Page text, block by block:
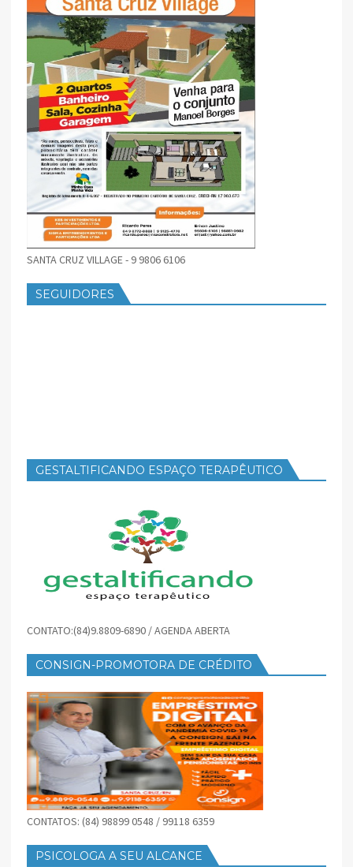
SANTA CRUZ VILLAGE - 9 9806 6106
SEGUIDORES
GESTALTIFICANDO ESPAÇO TERAPÊUTICO
CONTATO:(84)9.8809-6890 / AGENDA ABERTA
CONSIGN-PROMOTORA DE CRÉDITO
CONTATOS: (84) 98899 0548 / 99118 6359
PSICOLOGA A SEU ALCANCE